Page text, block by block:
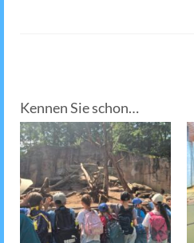
Kennen Sie schon…